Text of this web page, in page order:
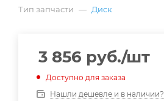
Тип запчасти — Диск
3 856 руб./шт
Доступно для заказа
Нашли дешевле и в наличии?